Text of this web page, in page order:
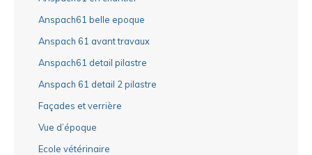
Anspach61 belle epoque
Anspach 61 avant travaux
Anspach61 detail pilastre
Anspach 61 detail 2 pilastre
Façades et verrière
Vue d’époque
Ecole vétérinaire